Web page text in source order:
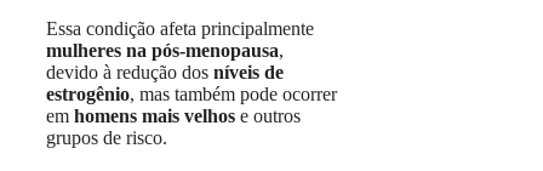
Essa condição afeta principalmente
mulheres na pós-menopausa,
devido à redução dos níveis de
estrogênio, mas também pode ocorrer
em homens mais velhos e outros
grupos de risco.